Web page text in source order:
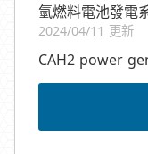
氫燃料電池發電
2024/04/11 更新
CAH2 power